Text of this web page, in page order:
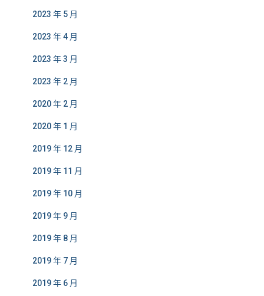
2023 年 5 月
2023 年 4 月
2023 年 3 月
2023 年 2 月
2020 年 2 月
2020 年 1 月
2019 年 12 月
2019 年 11 月
2019 年 10 月
2019 年 9 月
2019 年 8 月
2019 年 7 月
2019 年 6 月